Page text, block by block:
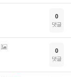
0
댓글
0
댓글